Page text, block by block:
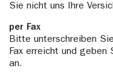
Sie nicht uns Ihre
per Fax
Bitte unterschreiben
Fax erreicht und geben
an.